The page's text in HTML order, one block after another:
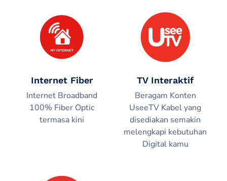
Internet Fiber
Internet Broadband
100% Fiber Optic
termasa kini
TV Interaktif
Beragam Konten
UseeTV Kabel yang
disediakan semakin
melengkapi kebutuhan
Digital kamu